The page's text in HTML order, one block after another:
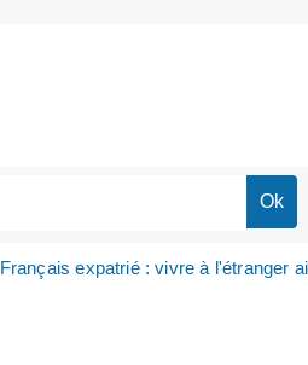
Français expatrié : vivre à l'étranger